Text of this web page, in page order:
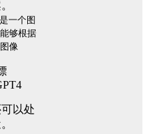
一个图
够根据
像
以处